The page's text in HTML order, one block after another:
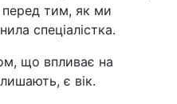
тим, як ми
спеціалістка.
що впливає на
є вік.